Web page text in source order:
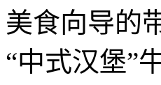
美食向导的
“中式汉堡”